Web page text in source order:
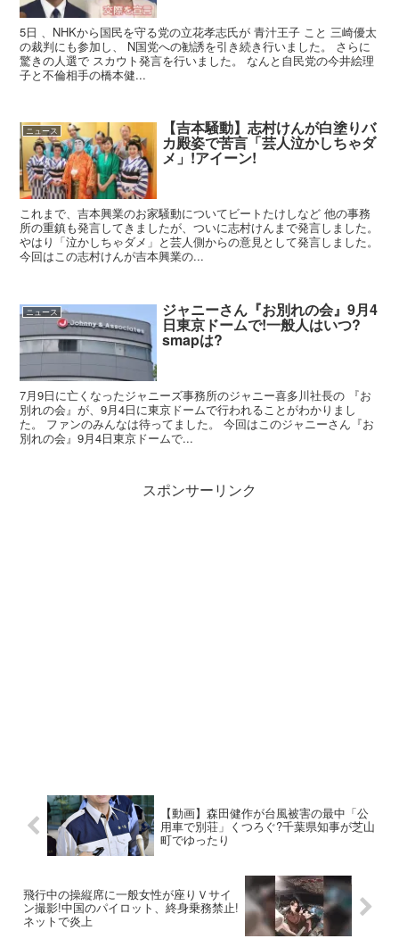
5日 、NHKから国民を守る党の立花孝志氏が 青汁王子 こと 三崎優太
の裁判にも参加し、 N国党への勧誘を引き続き行いました。 さらに
驚きの人選で スカウト発言を行いました。 なんと自民党の今井絵理
子と不倫相手の橋本健...
ニュース 【吉本騒動】志村けんが白塗りバ
カ殿姿で苦言「芸人泣かしちゃダ
メ」!アイーン!
これまで、吉本興業のお家騒動についてビートたけしなど 他の事務
所の重鎮も発言してきましたが、ついに志村けんまで発言しました。
やはり「泣かしちゃダメ」と芸人側からの意見として発言しました。
今回はこの志村けんが吉本興業の...
ニュース ジャニーさん『お別れの会』9月4
日東京ドームで!一般人はいつ?
smapは?
7月9日に亡くなったジャニーズ事務所のジャニー喜多川社長の 『お
別れの会』が、9月4日に東京ドームで行われることがわかりまし
た。 ファンのみんなは待ってました。 今回はこのジャニーさん『お
別れの会』9月4日東京ドームで...
スポンサーリンク
【動画】森田健作が台風被害の最中「公
用車で別荘」くつろぐ?千葉県知事が芝山
町でゆったり
飛行中の操縦席に一般女性が座りＶサイ
ン撮影!中国のパイロット、終身乗務禁止!
ネットで炎上